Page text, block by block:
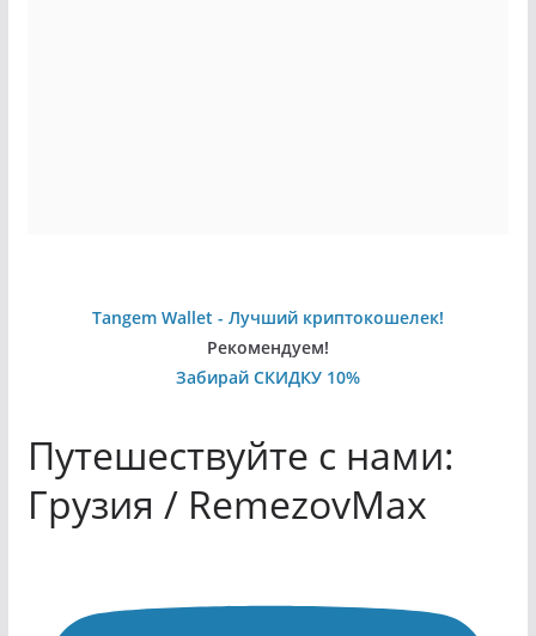
Tangem Wallet - Лучший криптокошелек!
Рекомендуем!
Забирай СКИДКУ 10%
Путешествуйте с нами:
Грузия / RemezovMax